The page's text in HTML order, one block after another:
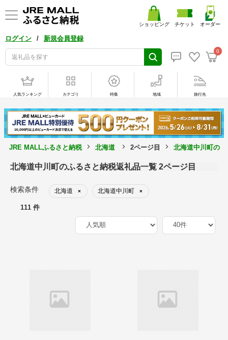
ログイン / 新規会員登録
0
ショッピング チケット オーダー
人気ランキング カテゴリ 特集 地域 旅行先
JRE MALLふるさと納税 北海道 2ページ目 北海道中川町の
北海道中川町のふるさと納税返礼品一覧 2ページ目
検索条件 北海道 × 北海道中川町 ×
111 件